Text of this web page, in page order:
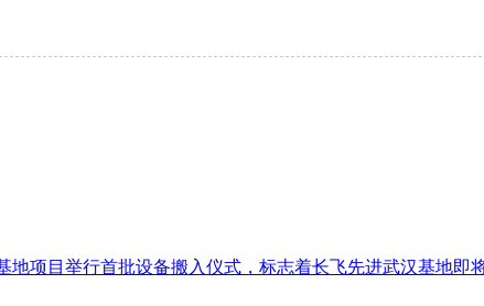
项目举行首批设备搬入仪式，标志着长飞先进武汉基地即